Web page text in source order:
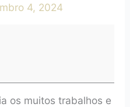
4, 2024
os muitos trabalhos e